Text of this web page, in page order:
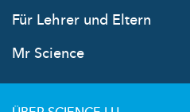
Für Lehrer und Eltern
Mr Science